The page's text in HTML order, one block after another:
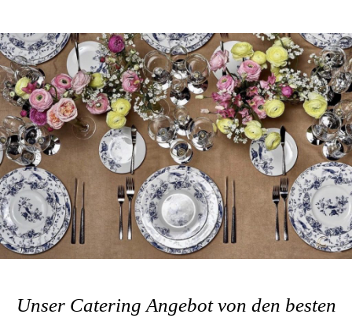
Unser Catering Angebot von den besten